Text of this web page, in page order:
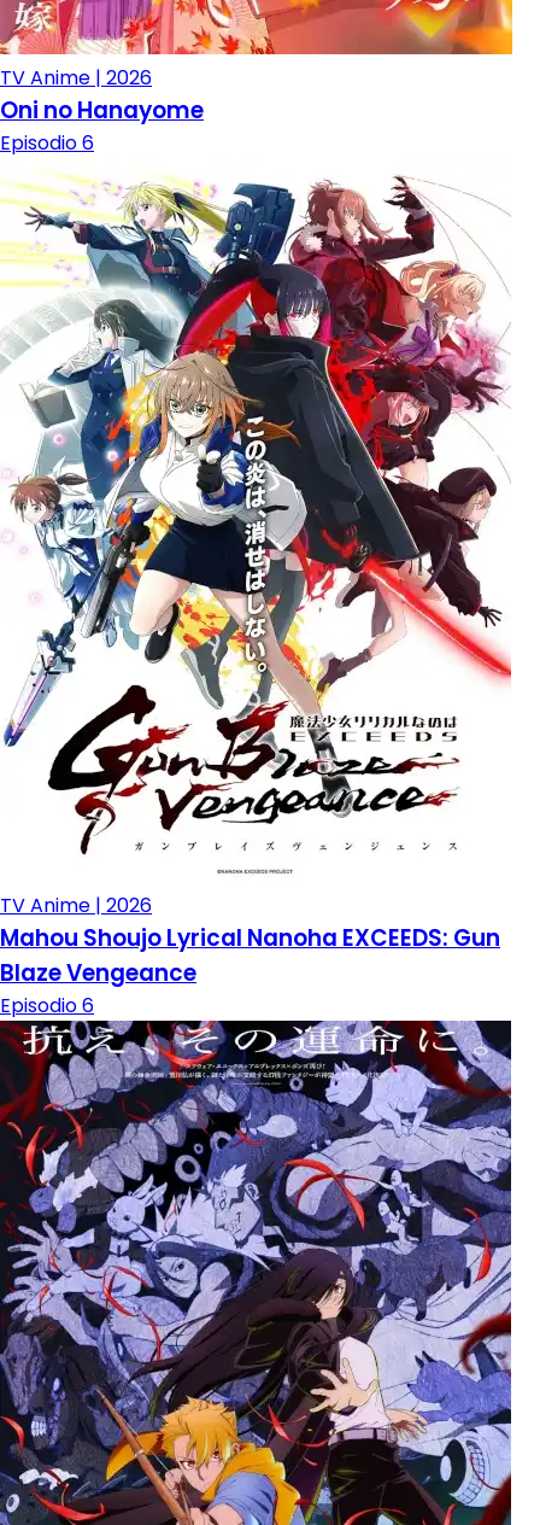
TV Anime | 2026
Oni no Hanayome
Episodio 6
TV Anime | 2026
Mahou Shoujo Lyrical Nanoha EXCEEDS: Gun
Blaze Vengeance
Episodio 6